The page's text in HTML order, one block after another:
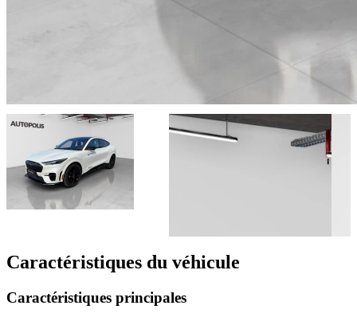
Caractéristiques du véhicule
Caractéristiques principales